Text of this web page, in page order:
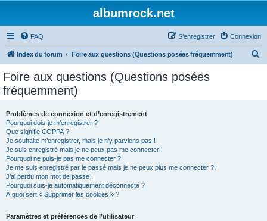
albumrock.net
FAQ Connexion
S’enregistrer
Index du forum Foire aux questions (Questions posées fréquemment)
Foire aux questions (Questions posées
fréquemment)
Problèmes de connexion et d’enregistrement
Pourquoi dois-je m’enregistrer ?
Que signifie COPPA ?
Je souhaite m’enregistrer, mais je n’y parviens pas !
Je suis enregistré mais je ne peux pas me connecter !
Pourquoi ne puis-je pas me connecter ?
Je me suis enregistré par le passé mais je ne peux plus me connecter ?!
J’ai perdu mon mot de passe !
Pourquoi suis-je automatiquement déconnecté ?
À quoi sert « Supprimer les cookies » ?
Paramètres et préférences de l’utilisateur